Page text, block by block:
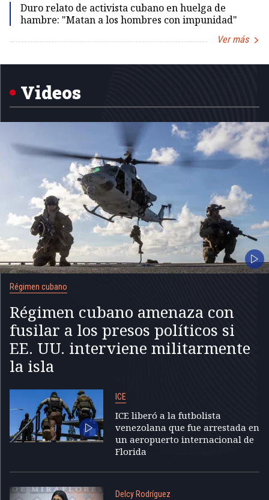
Duro relato de activista cubano en huelga de
hambre: "Matan a los hombres con impunidad"
Ver más
1
Videos
Régimen cubano
Régimen cubano amenaza con
fusilar a los presos políticos si
EE. UU. interviene militarmente
la isla
ICE
ICE liberó a la futbolista
venezolana que fue arrestada en
un aeropuerto internacional de
Florida
Delcy Rodríguez